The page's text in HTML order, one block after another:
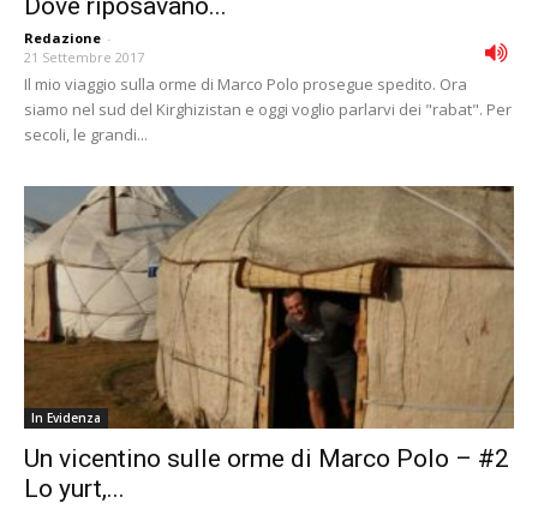
Dove riposavano...
Redazione -
21 Settembre 2017
Il mio viaggio sulla orme di Marco Polo prosegue spedito. Ora
siamo nel sud del Kirghizistan e oggi voglio parlarvi dei "rabat". Per
secoli, le grandi...
In Evidenza
Un vicentino sulle orme di Marco Polo – #2
Lo yurt,...